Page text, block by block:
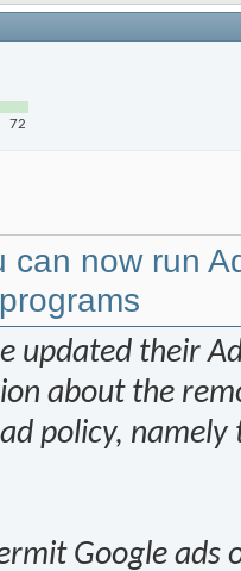
72
can now run
updated their
about the
policy,
Google ads